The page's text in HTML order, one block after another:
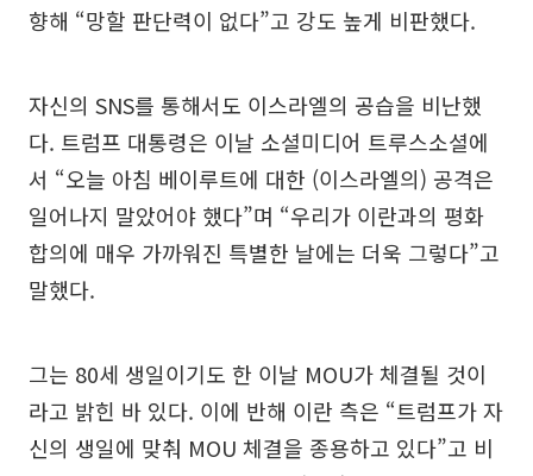
향해 “망할 판단력이 없다”고 강도 높게 비판했다.
자신의 SNS를 통해서도 이스라엘의 공습을 비난했
다. 트럼프 대통령은 이날 소셜미디어 트루스소셜에
서 “오늘 아침 베이루트에 대한 (이스라엘의) 공격은
일어나지 말았어야 했다”며 “우리가 이란과의 평화
합의에 매우 가까워진 특별한 날에는 더욱 그렇다”고
말했다.
그는 80세 생일이기도 한 이날 MOU가 체결될 것이
라고 밝힌 바 있다. 이에 반해 이란 측은 “트럼프가 자
신의 생일에 맞춰 MOU 체결을 종용하고 있다”고 비